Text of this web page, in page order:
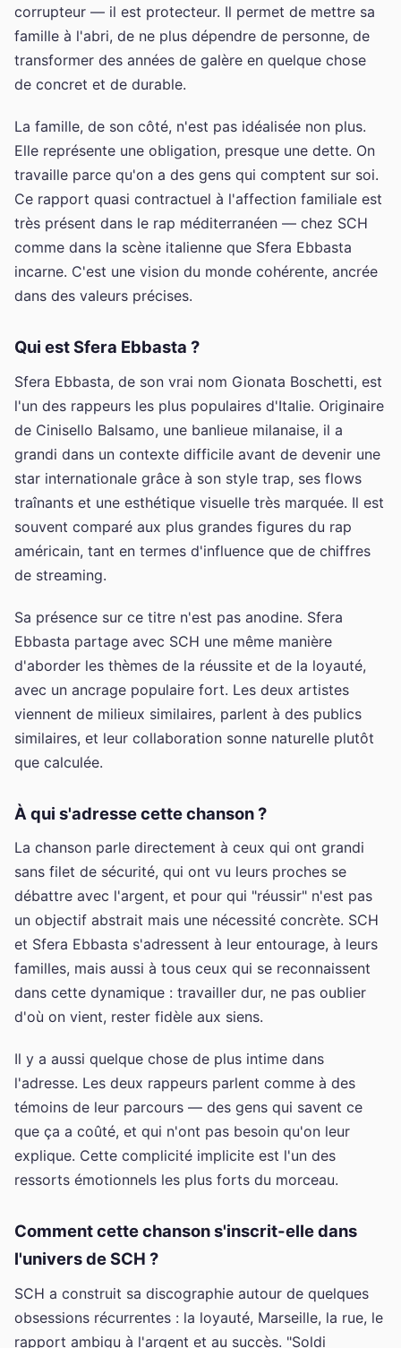
corrupteur — il est protecteur. Il permet de mettre sa
famille à l'abri, de ne plus dépendre de personne, de
transformer des années de galère en quelque chose
de concret et de durable.
La famille, de son côté, n'est pas idéalisée non plus.
Elle représente une obligation, presque une dette. On
travaille parce qu'on a des gens qui comptent sur soi.
Ce rapport quasi contractuel à l'affection familiale est
très présent dans le rap méditerranéen — chez SCH
comme dans la scène italienne que Sfera Ebbasta
incarne. C'est une vision du monde cohérente, ancrée
dans des valeurs précises.
Qui est Sfera Ebbasta ?
Sfera Ebbasta, de son vrai nom Gionata Boschetti, est
l'un des rappeurs les plus populaires d'Italie. Originaire
de Cinisello Balsamo, une banlieue milanaise, il a
grandi dans un contexte difficile avant de devenir une
star internationale grâce à son style trap, ses flows
traînants et une esthétique visuelle très marquée. Il est
souvent comparé aux plus grandes figures du rap
américain, tant en termes d'influence que de chiffres
de streaming.
Sa présence sur ce titre n'est pas anodine. Sfera
Ebbasta partage avec SCH une même manière
d'aborder les thèmes de la réussite et de la loyauté,
avec un ancrage populaire fort. Les deux artistes
viennent de milieux similaires, parlent à des publics
similaires, et leur collaboration sonne naturelle plutôt
que calculée.
À qui s'adresse cette chanson ?
La chanson parle directement à ceux qui ont grandi
sans filet de sécurité, qui ont vu leurs proches se
débattre avec l'argent, et pour qui "réussir" n'est pas
un objectif abstrait mais une nécessité concrète. SCH
et Sfera Ebbasta s'adressent à leur entourage, à leurs
familles, mais aussi à tous ceux qui se reconnaissent
dans cette dynamique : travailler dur, ne pas oublier
d'où on vient, rester fidèle aux siens.
Il y a aussi quelque chose de plus intime dans
l'adresse. Les deux rappeurs parlent comme à des
témoins de leur parcours — des gens qui savent ce
que ça a coûté, et qui n'ont pas besoin qu'on leur
explique. Cette complicité implicite est l'un des
ressorts émotionnels les plus forts du morceau.
Comment cette chanson s'inscrit-elle dans
l'univers de SCH ?
SCH a construit sa discographie autour de quelques
obsessions récurrentes : la loyauté, Marseille, la rue, le
rapport ambigu à l'argent et au succès. "Soldi